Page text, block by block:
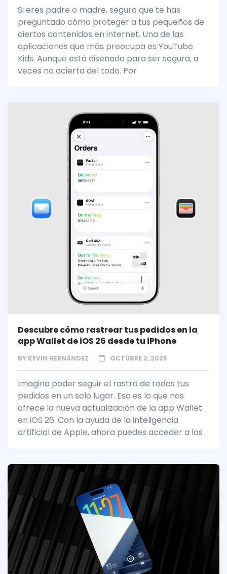
Si eres padre o madre, seguro que te has
preguntado cómo proteger a tus pequeños de
ciertos contenidos en internet. Una de las
aplicaciones que más preocupa es YouTube
Kids. Aunque está diseñada para ser segura, a
veces no acierta del todo. Por
Descubre cómo rastrear tus pedidos en la
app Wallet de iOS 26 desde tu iPhone
BY KEVIN HERNÁNDEZ OCTUBRE 2, 2025
Imagina poder seguir el rastro de todos tus
pedidos en un solo lugar. Eso es lo que nos
ofrece la nueva actualización de la app Wallet
en iOS 26. Con la ayuda de la inteligencia
artificial de Apple, ahora puedes acceder a los